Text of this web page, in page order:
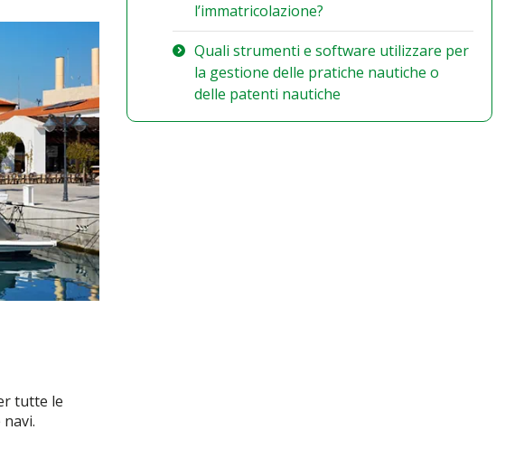
tutte le
l’immatricolazione?
Quali strumenti e software utilizzare per
la gestione delle pratiche nautiche o
delle patenti nautiche